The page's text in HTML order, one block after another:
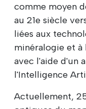
comme moyen
au 21e siècle
liées aux
minéralogie et
avec l'aide d'un
l'Intelligence
Actuellement,